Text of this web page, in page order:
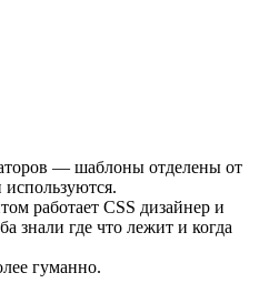
— шаблоны отделены от
используются.
работает CSS дизайнер и
знали где что лежит и когда
гуманно.